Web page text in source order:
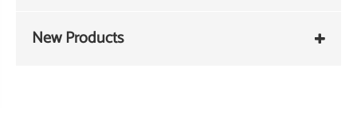
New Products